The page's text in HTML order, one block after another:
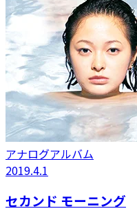
アナログアルバム
2019.4.1
セカンド モーニング